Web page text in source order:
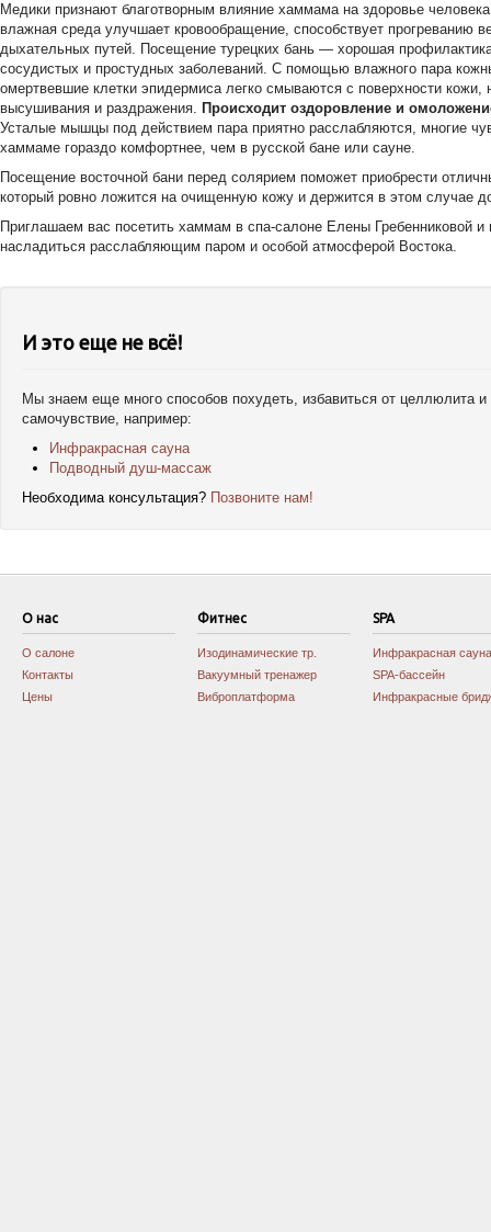
Медики признают благотворным влияние хаммама на здоровье
влажная среда улучшает кровообращение, способствует прогреванию
дыхательных путей. Посещение турецких бань — хорошая
сосудистых и простудных заболеваний. С помощью влажного пара
омертвевшие клетки эпидермиса легко смываются с поверхности кожи,
высушивания и раздражения. Происходит оздоровление и
Усталые мышцы под действием пара приятно расслабляются, многие
хаммаме гораздо комфортнее, чем в русской бане или сауне.
Посещение восточной бани перед солярием поможет приобрести
который ровно ложится на очищенную кожу и держится в этом случае
Приглашаем вас посетить хаммам в спа-салоне Елены Гребенниковой и
насладиться расслабляющим паром и особой атмосферой Востока.
И это еще не всё!
Мы знаем еще много способов похудеть, избавиться от целлюлита
самочувствие, например:
Инфракрасная сауна
Подводный душ-массаж
Необходима консультация? Позвоните нам!
О нас
О салоне
Контакты
Цены
Фитнес
Изодинамические тр.
Вакуумный тренажер
Виброплатформа
SPA
Инфракрасная сауна
SPA-бассейн
Инфракрасные